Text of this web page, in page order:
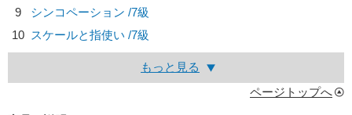
9
シンコペーション /7級
10 スケールと指使い /7級
もっと見る
ページトップへ